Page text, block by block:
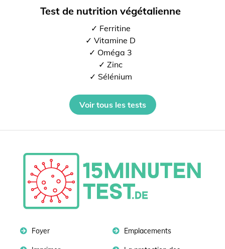
Test de nutrition végétalienne
✓ Ferritine
✓ Vitamine D
✓ Oméga 3
✓ Zinc
✓ Sélénium
Voir tous les tests
Foyer Emplacements